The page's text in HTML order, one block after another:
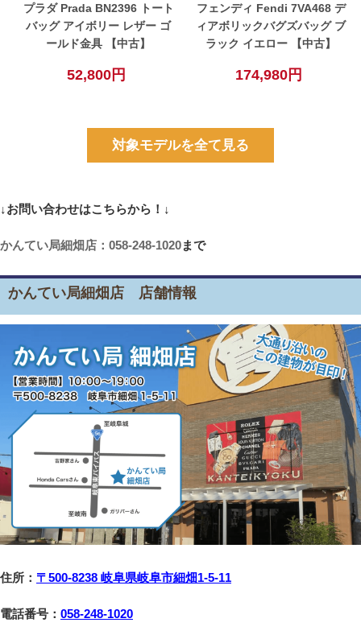
プラダ Prada BN2396 トート
バッグ アイボリー レザー ゴ
ールド金具 【中古】
52,800円
フェンディ Fendi 7VA468 デ
ィアボリックバグズバッグ ブ
ラック イエロー 【中古】
174,980円
対象モデルを全て見る
↓お問い合わせはこちらから！↓
かんてい局細畑店：058-248-1020まで
かんてい局細畑店 店舗情報
住所： 〒500-8238 岐阜県岐阜市細畑1-5-11
電話番号： 058-248-1020